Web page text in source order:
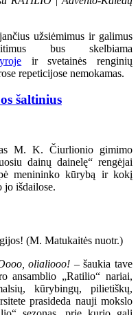
užsiėmimus ir galimus
bus skelbiama
ir svetainės renginių
repeticijose nemokamas.
šaltinius
M. K. Čiurlionio gimimo
dainų dainelę“ rengėjai
menininko kūrybą ir kokį
jo išdailose.
olialiooo! – šaukia tave
ansamblio „Ratilio“ nariai,
kūrybingų, pilietiškų,
prasideda nauji mokslo